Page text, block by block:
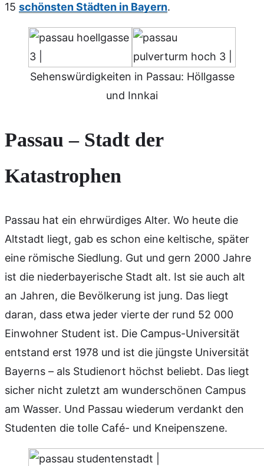
15 schönsten Städten in Bayern.
Sehenswürdigkeiten in Passau: Höllgasse
und Innkai
Passau – Stadt der
Katastrophen
Passau hat ein ehrwürdiges Alter. Wo heute die
Altstadt liegt, gab es schon eine keltische, später
eine römische Siedlung. Gut und gern 2000 Jahre
ist die niederbayerische Stadt alt. Ist sie auch alt
an Jahren, die Bevölkerung ist jung. Das liegt
daran, dass etwa jeder vierte der rund 52 000
Einwohner Student ist. Die Campus-Universität
entstand erst 1978 und ist die jüngste Universität
Bayerns – als Studienort höchst beliebt. Das liegt
sicher nicht zuletzt am wunderschönen Campus
am Wasser. Und Passau wiederum verdankt den
Studenten die tolle Café- und Kneipenszene.